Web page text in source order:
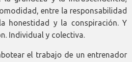
entre la responsabilidad
honestidad y la conspiración. Y
Individual y colectiva.
el trabajo de un entrenador